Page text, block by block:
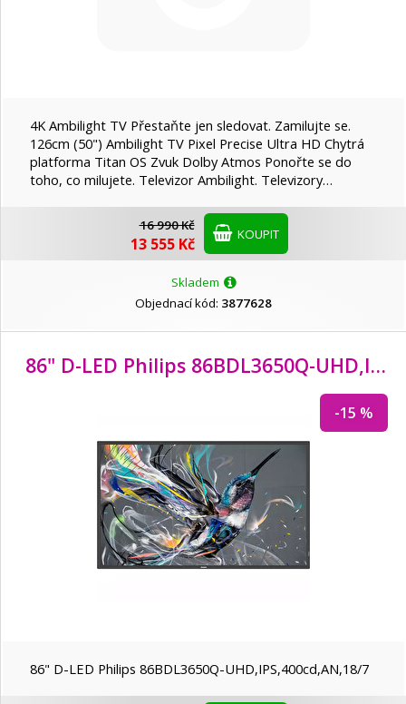
Platinet
PremiumCord
Samsung
VIVAX
Xiaomi
4K Ambilight TV Přestaňte jen sledovat. Zamilujte se.
126cm (50") Ambilight TV Pixel Precise Ultra HD Chytrá
platforma Titan OS Zvuk Dolby Atmos Ponořte se do
toho, co milujete. Televizor Ambilight. Televizory…
16 990 Kč
13 555 Kč KOUPIT
Skladem
Objednací kód: 3877628
86" D-LED Philips 86BDL3650Q-UHD,IPS,
-15 %
86" D-LED Philips 86BDL3650Q-UHD,IPS,400cd,AN,18/7